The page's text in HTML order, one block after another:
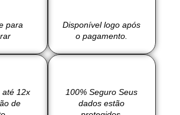
para
Disponível logo após
o pagamento.
até 12x
de
100% Seguro Seus
dados estão